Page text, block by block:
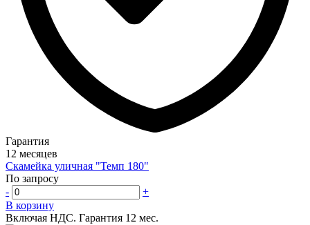
Гарантия
12 месяцев
Скамейка уличная "Темп 180"
По запросу
-
+
В корзину
Включая НДС. Гарантия 12 мес.